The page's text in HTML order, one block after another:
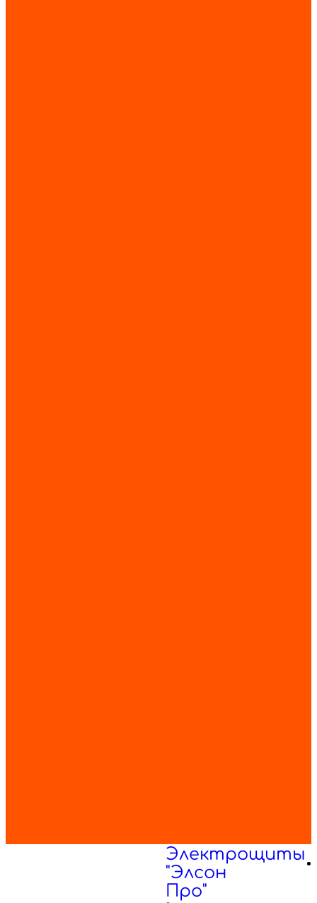
Электрощиты
"Элсон
Про"